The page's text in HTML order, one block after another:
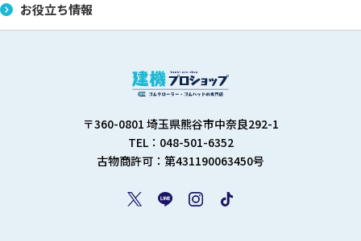
お役立ち情報
〒360-0801 埼玉県熊谷市中奈良292-1
TEL：048-501-6352
古物商許可：第431190063450号